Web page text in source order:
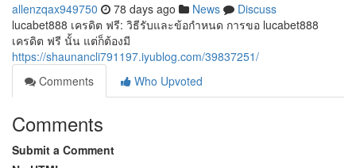
allenzqax949750 78 days ago News
Discuss
lucabet888 เครดิต ฟรี: วิธีรับและข้อกำหนด การขอ lucabet888
เครดิต ฟรี นั้น แต่ก็ต้องมี
https://shaunancli791197.iyublog.com/39837251/
Comments
Who Upvoted
Comments
Submit a Comment